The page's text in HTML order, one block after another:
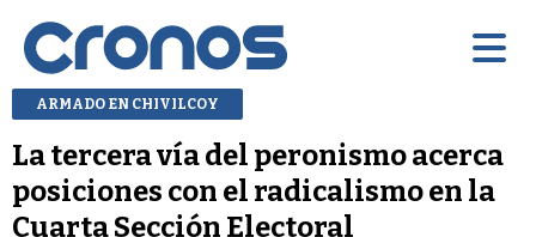
ARMADO EN CHIVILCOY
La tercera vía del peronismo acerca
posiciones con el radicalismo en la
Cuarta Sección Electoral